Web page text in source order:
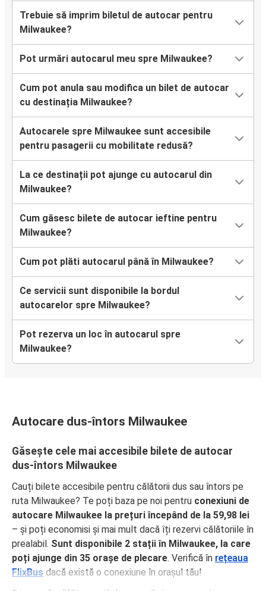
Trebuie să imprim biletul de autocar pentru
Milwaukee?
Pot urmări autocarul meu spre Milwaukee?
Cum pot anula sau modifica un bilet de autocar
cu destinația Milwaukee?
Autocarele spre Milwaukee sunt accesibile
pentru pasagerii cu mobilitate redusă?
La ce destinații pot ajunge cu autocarul din
Milwaukee?
Cum găsesc bilete de autocar ieftine pentru
Milwaukee?
Cum pot plăti autocarul până în Milwaukee?
Ce servicii sunt disponibile la bordul
autocarelor spre Milwaukee?
Pot rezerva un loc în autocarul spre
Milwaukee?
Autocare dus-întors Milwaukee
Găsește cele mai accesibile bilete de autocar
dus-întors Milwaukee
Cauți bilete accesibile pentru călătorii dus sau întors pe
ruta Milwaukee? Te poți baza pe noi pentru conexiuni de
autocare Milwaukee la prețuri începând de la 59,98 lei
– și poți economisi și mai mult dacă îți rezervi călătoriile în
prealabil. Sunt disponibile 2 stații în Milwaukee, la care
poți ajunge din 35 orașe de plecare. Verifică în rețeaua
FlixBus dacă există o conexiune în orașul tău!